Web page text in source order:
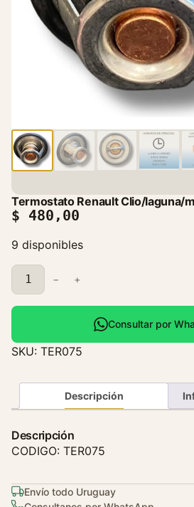
Termostato Renault Clio/laguna/
$ 480,00
9 disponibles
T
e
r
o
s
t
R
e
a
− +
Consultar por
SKU: TER075
Descripción
Descripción
CODIGO: TER075
Envío todo Uruguay